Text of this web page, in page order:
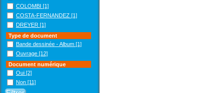
COLOMBI [1]
COSTA-FERNANDEZ [1]
DREYER [1]
Type de document
Bande dessinée - Album [1]
Ouvrage [12]
Document numérique
Oui [2]
Non [11]